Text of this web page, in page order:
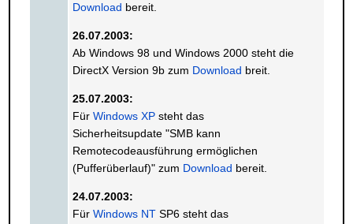
Download bereit.
26.07.2003:
Ab Windows 98 und Windows 2000 steht die
DirectX Version 9b zum Download breit.
25.07.2003:
Für Windows XPsteht das
Sicherheitsupdate "SMB kann
Remotecodeausführung ermöglichen
(Pufferüberlauf)" zum Download bereit.
24.07.2003:
Für Windows NTSP6 steht das